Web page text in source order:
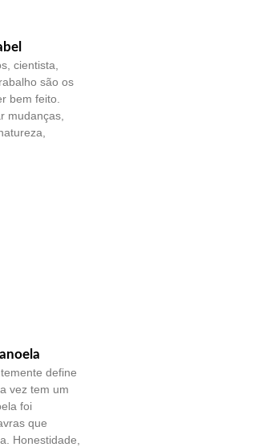
cientista,
são os
bem feito.
mudanças,
define
vez tem um
foi
que
Honestidade,